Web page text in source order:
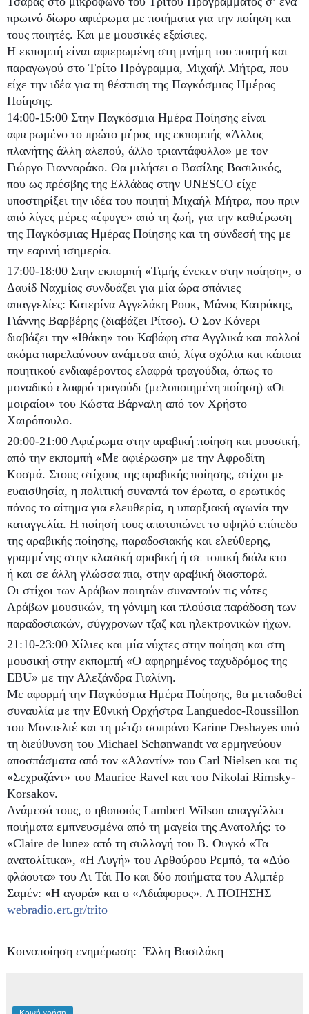
πρωινό δίωρο αφιέρωμα με ποιήματα για την ποίηση και
τους ποιητές. Και με μουσικές εξαίσιες.
Η εκπομπή είναι αφιερωμένη στη μνήμη του ποιητή και
παραγωγού στο Τρίτο Πρόγραμμα, Μιχαήλ Μήτρα, που
είχε την ιδέα για τη θέσπιση της Παγκόσμιας Ημέρας
Ποίησης.
14:00-15:00 Στην Παγκόσμια Ημέρα Ποίησης είναι
αφιερωμένο το πρώτο μέρος της εκπομπής «Άλλος
πλανήτης άλλη αλεπού, άλλο τριαντάφυλλο» με τον
Γιώργο Γιανναράκο. Θα μιλήσει ο Βασίλης Βασιλικός,
που ως πρέσβης της Ελλάδας στην UNESCO είχε
υποστηρίξει την ιδέα του ποιητή Μιχαήλ Μήτρα, που πριν
από λίγες μέρες «έφυγε» από τη ζωή, για την καθιέρωση
της Παγκόσμιας Ημέρας Ποίησης και τη σύνδεσή της με
την εαρινή ισημερία.
17:00-18:00 Στην εκπομπή «Τιμής ένεκεν στην ποίηση», ο
Δαυίδ Ναχμίας συνδυάζει για μία ώρα σπάνιες
απαγγελίες: Κατερίνα Αγγελάκη Ρουκ, Μάνος Κατράκης,
Γιάννης Βαρβέρης (διαβάζει Ρίτσο). Ο Σον Κόνερι
διαβάζει την «Ιθάκη» του Καβάφη στα Αγγλικά και πολλοί
ακόμα παρελαύνουν ανάμεσα από, λίγα σχόλια και κάποια
ποιητικού ενδιαφέροντος ελαφρά τραγούδια, όπως το
μοναδικό ελαφρό τραγούδι (μελοποιημένη ποίηση) «Οι
μοιραίοι» του Κώστα Βάρναλη από τον Χρήστο
Χαιρόπουλο.
20:00-21:00 Αφιέρωμα στην αραβική ποίηση και μουσική,
από την εκπομπή «Με αφιέρωση» με την Αφροδίτη
Κοσμά. Στους στίχους της αραβικής ποίησης, στίχοι με
ευαισθησία, η πολιτική συναντά τον έρωτα, ο ερωτικός
πόνος το αίτημα για ελευθερία, η υπαρξιακή αγωνία την
καταγγελία. Η ποίησή τους αποτυπώνει το υψηλό επίπεδο
της αραβικής ποίησης, παραδοσιακής και ελεύθερης,
γραμμένης στην κλασική αραβική ή σε τοπική διάλεκτο –
ή και σε άλλη γλώσσα πια, στην αραβική διασπορά.
Οι στίχοι των Αράβων ποιητών συναντούν τις νότες
Αράβων μουσικών, τη γόνιμη και πλούσια παράδοση των
παραδοσιακών, σύγχρονων τζαζ και ηλεκτρονικών ήχων.
21:10-23:00 Χίλιες και μία νύχτες στην ποίηση και στη
μουσική στην εκπομπή «Ο αφηρημένος ταχυδρόμος της
EBU» με την Αλεξάνδρα Γιαλίνη.
Με αφορμή την Παγκόσμια Ημέρα Ποίησης, θα μεταδοθεί
συναυλία με την Εθνική Ορχήστρα Languedoc-Roussillon
του Μονπελιέ και τη μέτζο σοπράνο Karine Deshayes υπό
τη διεύθυνση του Michael Schønwandt να ερμηνεύουν
αποσπάσματα από τον «Αλαντίν» του Carl Nielsen και τις
«Σεχραζάντ» του Maurice Ravel και του Nikolai Rimsky-
Korsakov.
Ανάμεσά τους, ο ηθοποιός Lambert Wilson απαγγέλλει
ποιήματα εμπνευσμένα από τη μαγεία της Ανατολής: το
«Claire de lune» από τη συλλογή του Β. Ουγκό «Τα
ανατολίτικα», «Η Αυγή» του Αρθούρου Ρεμπό, τα «Δύο
φλάουτα» του Λι Τάι Πο και δύο ποιήματα του Αλμπέρ
Σαμέν: «Η αγορά» και ο «Αδιάφορος». Α ΠΟΙΗΣΗΣ
webradio.ert.gr/trito
Κοινοποίηση ενημέρωση: Έλλη Βασιλάκη